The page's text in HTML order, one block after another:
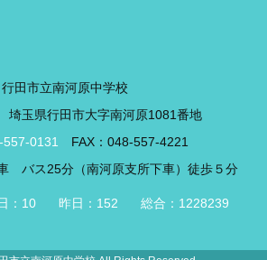
行田市立南河原中学校
玉県行田市大字南河原1081番地
557-0131
FAX：048-557-4221
バス25分（南河原支所下車）徒歩５分